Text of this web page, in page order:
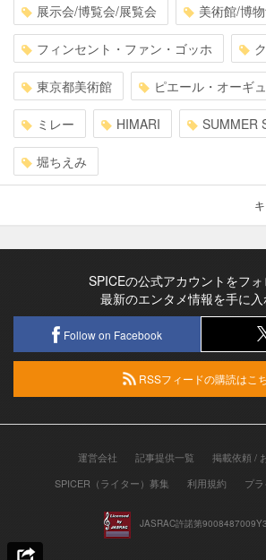
展示会/博覧会/展覧会 美術館/博
フィンセント・ファン・ゴッホ
東京都美術館 ピエール・オーギ
ミレー HIMARI SUMMER
堀ちえみ
SPICEの公式アカウントをフ
最新のエンタメ情報を手に入
Follow on Facebook
RSSフィードの購読はこ
運営会社 記事提供一覧
掲載依頼 /
SPICER（ライター）募集
利用規約 プ
JASRAC許諾第